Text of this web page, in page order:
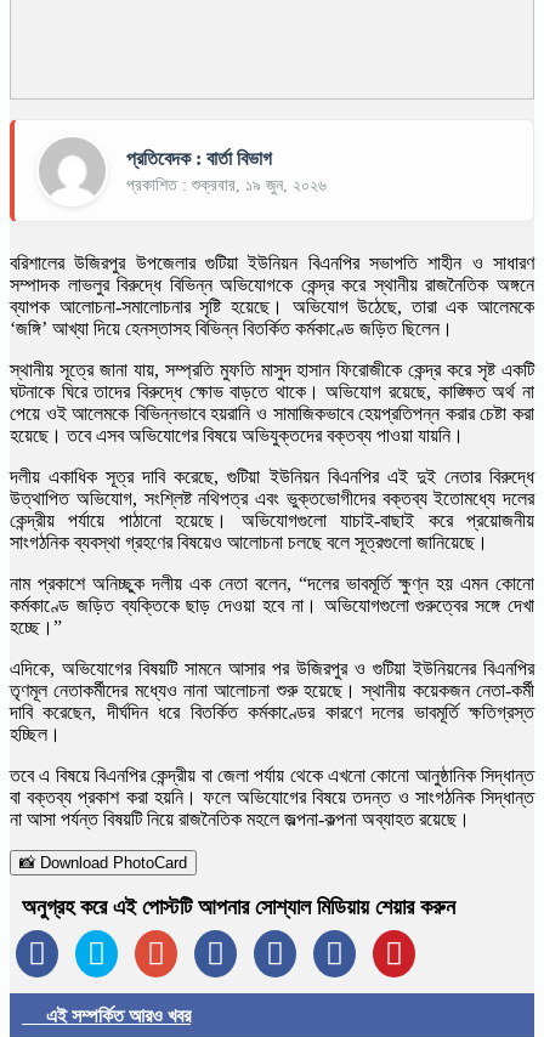
প্রতিবেদক : বার্তা বিভাগ
প্রকাশিত : শুক্রবার, ১৯ জুন, ২০২৬
বরিশালের উজিরপুর উপজেলার গুটিয়া ইউনিয়ন বিএনপির সভাপতি শাহীন ও সাধারণ
সম্পাদক লাভলুর বিরুদ্ধে বিভিন্ন অভিযোগকে কেন্দ্র করে স্থানীয় রাজনৈতিক অঙ্গনে
ব্যাপক আলোচনা-সমালোচনার সৃষ্টি হয়েছে। অভিযোগ উঠেছে, তারা এক আলেমকে
‘জঙ্গি’ আখ্যা দিয়ে হেনস্তাসহ বিভিন্ন বিতর্কিত কর্মকাণ্ডে জড়িত ছিলেন।
স্থানীয় সূত্রে জানা যায়, সম্প্রতি মুফতি মাসুদ হাসান ফিরোজীকে কেন্দ্র করে সৃষ্ট একটি
ঘটনাকে ঘিরে তাদের বিরুদ্ধে ক্ষোভ বাড়তে থাকে। অভিযোগ রয়েছে, কাঙ্ক্ষিত অর্থ না
পেয়ে ওই আলেমকে বিভিন্নভাবে হয়রানি ও সামাজিকভাবে হেয়প্রতিপন্ন করার চেষ্টা করা
হয়েছে। তবে এসব অভিযোগের বিষয়ে অভিযুক্তদের বক্তব্য পাওয়া যায়নি।
দলীয় একাধিক সূত্র দাবি করেছে, গুটিয়া ইউনিয়ন বিএনপির এই দুই নেতার বিরুদ্ধে
উত্থাপিত অভিযোগ, সংশ্লিষ্ট নথিপত্র এবং ভুক্তভোগীদের বক্তব্য ইতোমধ্যে দলের
কেন্দ্রীয় পর্যায়ে পাঠানো হয়েছে। অভিযোগগুলো যাচাই-বাছাই করে প্রয়োজনীয়
সাংগঠনিক ব্যবস্থা গ্রহণের বিষয়েও আলোচনা চলছে বলে সূত্রগুলো জানিয়েছে।
নাম প্রকাশে অনিচ্ছুক দলীয় এক নেতা বলেন, “দলের ভাবমূর্তি ক্ষুণ্ন হয় এমন কোনো
কর্মকাণ্ডে জড়িত ব্যক্তিকে ছাড় দেওয়া হবে না। অভিযোগগুলো গুরুত্বের সঙ্গে দেখা
হচ্ছে।”
এদিকে, অভিযোগের বিষয়টি সামনে আসার পর উজিরপুর ও গুটিয়া ইউনিয়নের বিএনপির
তৃণমূল নেতাকর্মীদের মধ্যেও নানা আলোচনা শুরু হয়েছে। স্থানীয় কয়েকজন নেতা-কর্মী
দাবি করেছেন, দীর্ঘদিন ধরে বিতর্কিত কর্মকাণ্ডের কারণে দলের ভাবমূর্তি ক্ষতিগ্রস্ত
হচ্ছিল।
তবে এ বিষয়ে বিএনপির কেন্দ্রীয় বা জেলা পর্যায় থেকে এখনো কোনো আনুষ্ঠানিক সিদ্ধান্ত
বা বক্তব্য প্রকাশ করা হয়নি। ফলে অভিযোগের বিষয়ে তদন্ত ও সাংগঠনিক সিদ্ধান্ত
না আসা পর্যন্ত বিষয়টি নিয়ে রাজনৈতিক মহলে জল্পনা-কল্পনা অব্যাহত রয়েছে।
📸 Download PhotoCard
অনুগ্রহ করে এই পোস্টটি আপনার সোশ্যাল মিডিয়ায় শেয়ার করুন
এই সম্পর্কিত আরও খবর